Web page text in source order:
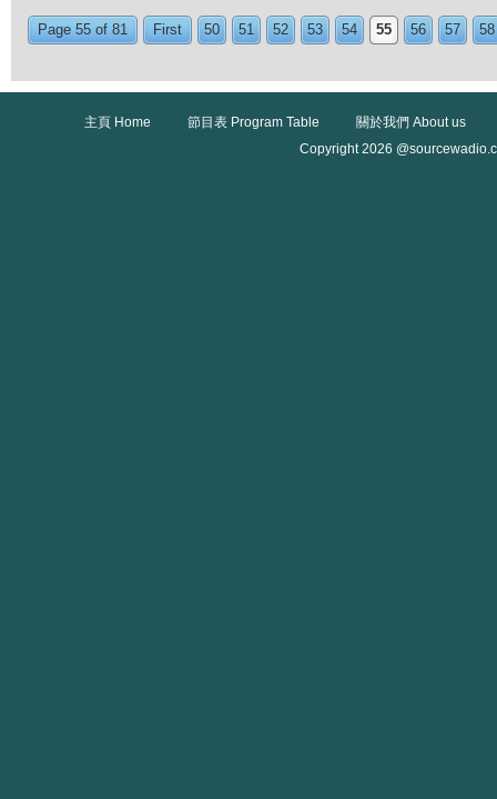
Page 55 of 81 First 50 51 52 53 54 55 56 57 58
主頁 Home 節目表 Program Table
關於我們 About us
Copyright 2026